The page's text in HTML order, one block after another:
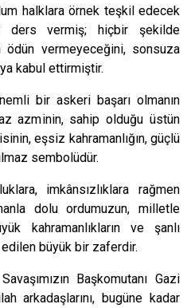
halklara örnek teşkil edecek
ders vermiş; hiçbir şekilde
ödün vermeyeceğini, sonsuza
kabul ettirmiştir.
bir askeri başarı olmanın
azminin, sahip olduğu üstün
eşsiz kahramanlığın, güçlü
sembolüdür.
imkânsızlıklara rağmen
dolu ordumuzun, milletle
kahramanlıkların ve şanlı
büyük bir zaferdir.
Başkomutanı Gazi
arkadaşlarını, bugüne kadar